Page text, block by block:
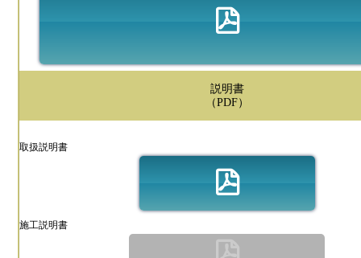
説明書
（PDF）
取扱説明書
施工説明書